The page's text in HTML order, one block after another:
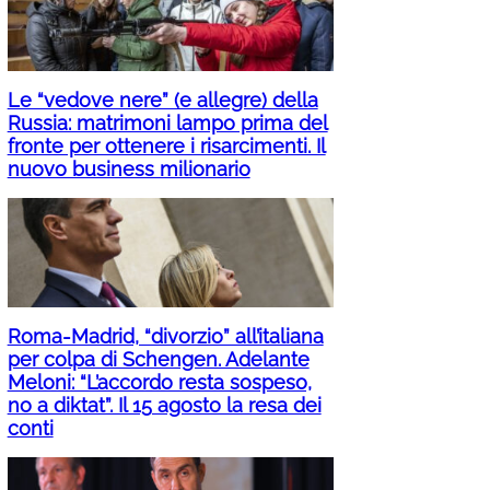
Le “vedove nere” (e allegre) della
Russia: matrimoni lampo prima del
fronte per ottenere i risarcimenti. Il
nuovo business milionario
Roma-Madrid, “divorzio” all’italiana
per colpa di Schengen. Adelante
Meloni: “L’accordo resta sospeso,
no a diktat”. Il 15 agosto la resa dei
conti